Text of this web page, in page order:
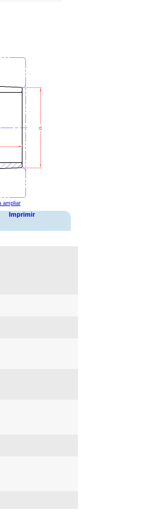
ampliar
Imprimir